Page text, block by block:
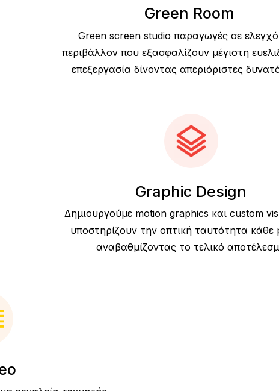
Green Room
Green screen studio παραγωγές σε
περιβάλλον που εξασφαλίζουν μέγιστη
επεξεργασία δίνοντας απεριόριστες
Graphic Design
Δημιουργούμε motion graphics και custom
υποστηρίζουν την οπτική ταυτότητα κάθε
αναβαθμίζοντας το τελικό